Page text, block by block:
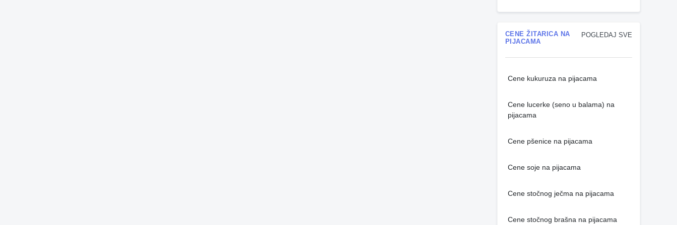
POGLEDAJ SVE
CENE ŽITARICA NA
PIJACAMA
Cene kukuruza na pijacama
Cene lucerke (seno u balama) na
pijacama
Cene pšenice na pijacama
Cene soje na pijacama
Cene stočnog ječma na pijacama
Cene stočnog brašna na pijacama